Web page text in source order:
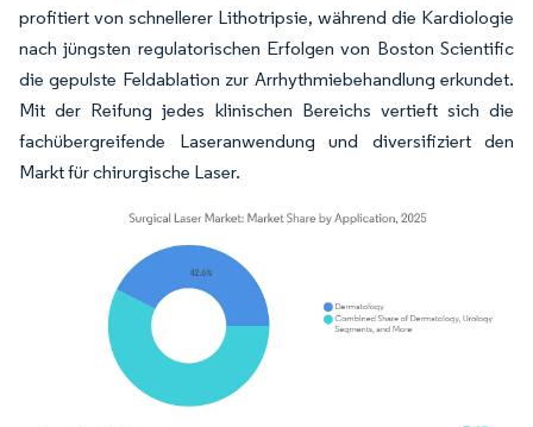
profitiert von schnellerer Lithotripsie, während die Kardiologie
nach jüngsten regulatorischen Erfolgen von Boston Scientific
die gepulste Feldablation zur Arrhythmiebehandlung erkundet.
Mit der Reifung jedes klinischen Bereichs vertieft sich die
fachübergreifende Laseranwendung und diversifiziert den
Markt für chirurgische Laser.